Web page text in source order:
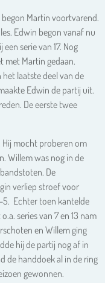
Martin voortvarend.
Edwin begon vanaf nu
serie van 17. Nog
met Martin gedaan.
het laatste deel van de
Edwin de partij uit.
De eerste twee
Hij mocht proberen om
Willem was nog in de
De
verliep stroef voor
5. Echter toen kantelde
series van 7 en 13 nam
en Willem ging
hij de partij nog af in
de handdoek al in de ring
gewonnen.